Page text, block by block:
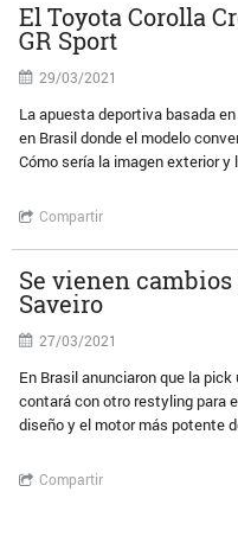
El Toyota Corolla
GR Sport
29/03/2021
La apuesta deportiva basada
en Brasil donde el modelo
Cómo sería la imagen exterior
Compartir
Se vienen
Saveiro
27/03/2021
En Brasil anunciaron que la
contará con otro restyling para
diseño y el motor más potente
Compartir